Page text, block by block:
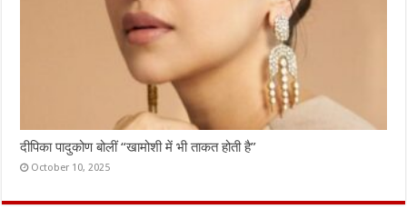
दीपिका पादुकोण बोलीं “खामोशी में भी ताकत होती है”
October 10, 2025